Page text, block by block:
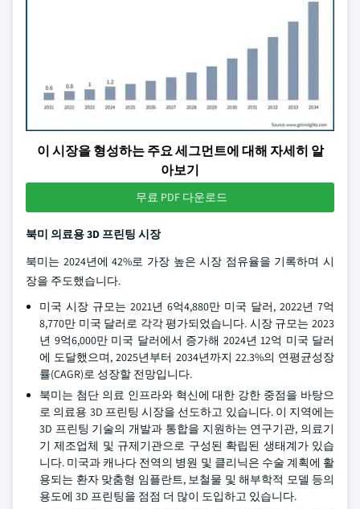
이 시장을 형성하는 주요 세그먼트에 대해 자세히 알
아보기
무료 PDF 다운로드
북미 의료용 3D 프린팅 시장
북미는 2024년에 42%로 가장 높은 시장 점유율을 기록하며 시
장을 주도했습니다.
미국 시장 규모는 2021년 6억4,880만 미국 달러, 2022년 7억
8,770만 미국 달러로 각각 평가되었습니다. 시장 규모는 2023
년 9억6,000만 미국 달러에서 증가해 2024년 12억 미국 달러
에 도달했으며, 2025년부터 2034년까지 22.3%의 연평균성장
률(CAGR)로 성장할 전망입니다.
북미는 첨단 의료 인프라와 혁신에 대한 강한 중점을 바탕으
로 의료용 3D 프린팅 시장을 선도하고 있습니다. 이 지역에는
3D 프린팅 기술의 개발과 통합을 지원하는 연구기관, 의료기
기 제조업체 및 규제기관으로 구성된 확립된 생태계가 있습
니다. 미국과 캐나다 전역의 병원 및 클리닉은 수술 계획에 활
용되는 환자 맞춤형 임플란트, 보철물 및 해부학적 모델 등의
용도에 3D 프린팅을 점점 더 많이 도입하고 있습니다.